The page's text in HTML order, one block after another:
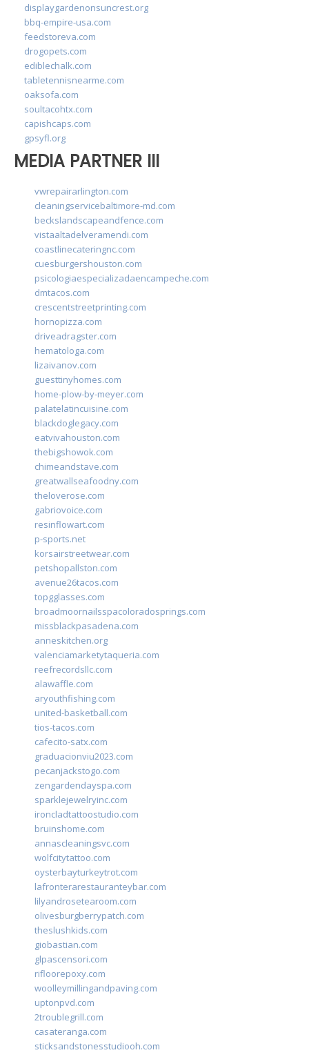
displaygardenonsuncrest.org
bbq-empire-usa.com
feedstoreva.com
drogopets.com
ediblechalk.com
tabletennisnearme.com
oaksofa.com
soultacohtx.com
capishcaps.com
gpsyfl.org
MEDIA PARTNER III
vwrepairarlington.com
cleaningservicebaltimore-md.com
beckslandscapeandfence.com
vistaaltadelveramendi.com
coastlinecateringnc.com
cuesburgershouston.com
psicologiaespecializadaencampeche.com
dmtacos.com
crescentstreetprinting.com
hornopizza.com
driveadragster.com
hematologa.com
lizaivanov.com
guesttinyhomes.com
home-plow-by-meyer.com
palatelatincuisine.com
blackdoglegacy.com
eatvivahouston.com
thebigshowok.com
chimeandstave.com
greatwallseafoodny.com
theloverose.com
gabriovoice.com
resinflowart.com
p-sports.net
korsairstreetwear.com
petshopallston.com
avenue26tacos.com
topgglasses.com
broadmoornailsspacoloradosprings.com
missblackpasadena.com
anneskitchen.org
valenciamarketytaqueria.com
reefrecordsllc.com
alawaffle.com
aryouthfishing.com
united-basketball.com
tios-tacos.com
cafecito-satx.com
graduacionviu2023.com
pecanjackstogo.com
zengardendayspa.com
sparklejewelryinc.com
ironcladtattoostudio.com
bruinshome.com
annascleaningsvc.com
wolfcitytattoo.com
oysterbayturkeytrot.com
lafronterarestauranteybar.com
lilyandrosetearoom.com
olivesburgberrypatch.com
theslushkids.com
giobastian.com
glpascensori.com
rifloorepoxy.com
woolleymillingandpaving.com
uptonpvd.com
2troublegrill.com
casateranga.com
sticksandstonesstudiooh.com